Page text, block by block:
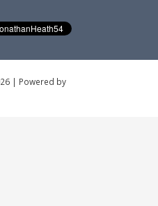
| Powered by